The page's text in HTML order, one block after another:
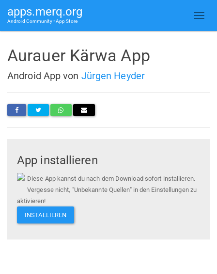
apps.merq.org
Android Community • App Store
Aurauer Kärwa App
Android App von Jürgen Heyder
App installieren
Diese App kannst du nach dem Download sofort installieren.
Vergesse nicht, "Unbekannte Quellen" in den Einstellungen zu
aktivieren!
INSTALLIEREN